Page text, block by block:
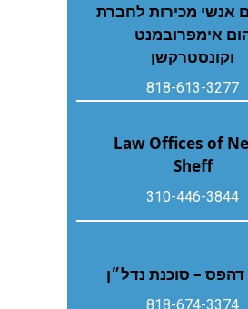
אנשי מכירות לחברת
אימפרובמנט
וקונסטרקשן
818-613-3277
Law Offices of
Sheff
310-446-3844
דהפס – סוכנת נדל״ן
818-674-3374